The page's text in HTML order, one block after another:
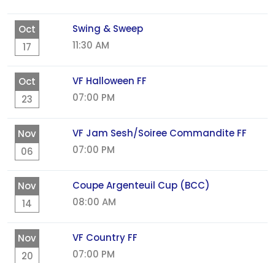
Oct
17
Swing & Sweep
11:30 AM
Oct
23
VF Halloween FF
07:00 PM
Nov
06
VF Jam Sesh/Soiree Commandite FF
07:00 PM
Nov
14
Coupe Argenteuil Cup (BCC)
08:00 AM
Nov
20
VF Country FF
07:00 PM